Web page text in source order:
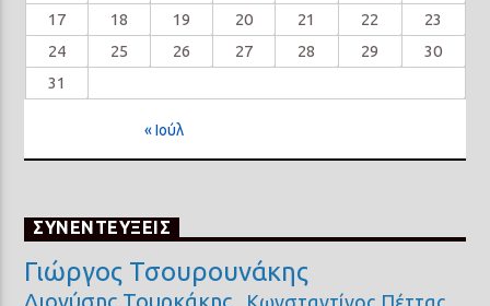
17
18 19 20 21 22
23
24
25 26 27 28 29
30
31
« Ιούλ
ΣΥΝΕΝΤΕΥΞΕΙΣ
Γιώργος Τσουρουνάκης
Διονύσης Τουρκάκης Κωνσταντίνος Πέττας